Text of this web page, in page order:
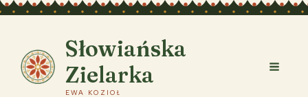
Przejdź
Słowiańska
Zielarka
EWA KOZIOŁ